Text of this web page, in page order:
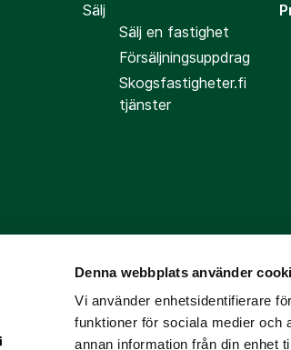
Denna webbplats använder
Vi använder enhetsidentifierare
funktioner för sociala medier och
annan information från din enhet
Sälj
Sälj en fastighet
Försäljningsuppdrag
Skogsfastigheter.fi
tjänster